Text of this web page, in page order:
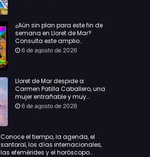
¿Aún sin plan para este fin de
semana en Lloret de Mar?
Consulta este amplio
recopilatorio de planes:
6 de agosto de 2026
Lloret de Mar despide a
Carmen Patilla Caballero, una
mujer entrañable y muy
querida
6 de agosto de 2026
Conoce el tiempo, la agenda, el
santoral, los días internacionales,
las efemérides y el horóscopo…